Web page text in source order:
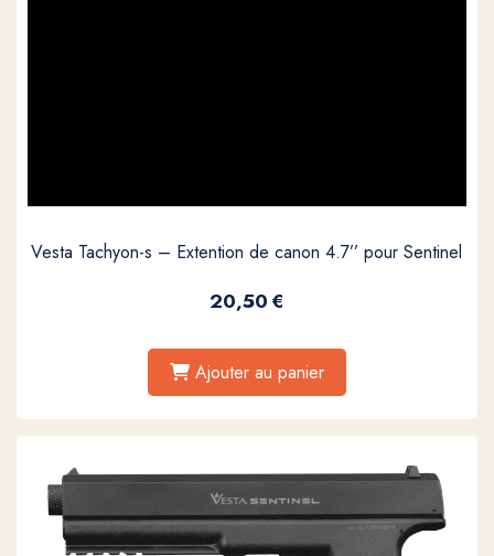
Vesta Tachyon-s – Extention de canon 4.7’’ pour Sentinel
20,50€
Ajouter au panier